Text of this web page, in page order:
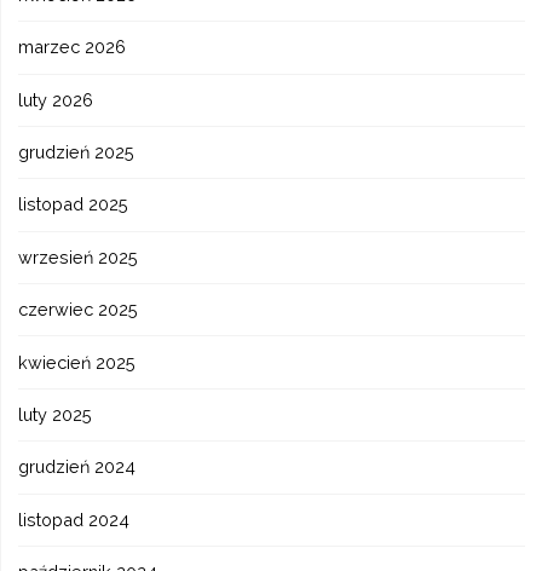
marzec 2026
luty 2026
grudzień 2025
listopad 2025
wrzesień 2025
czerwiec 2025
kwiecień 2025
luty 2025
grudzień 2024
listopad 2024